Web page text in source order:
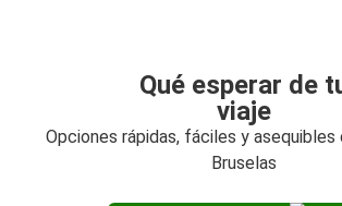
Qué esperar de
viaje
Opciones rápidas, fáciles y asequibles
Bruselas